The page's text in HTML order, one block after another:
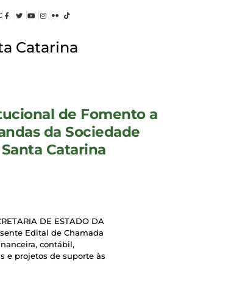
Catarina
de Fomento a
da Sociedade
Catarina
DE ESTADO DA
Edital de Chamada
contábil,
e projetos de suporte às